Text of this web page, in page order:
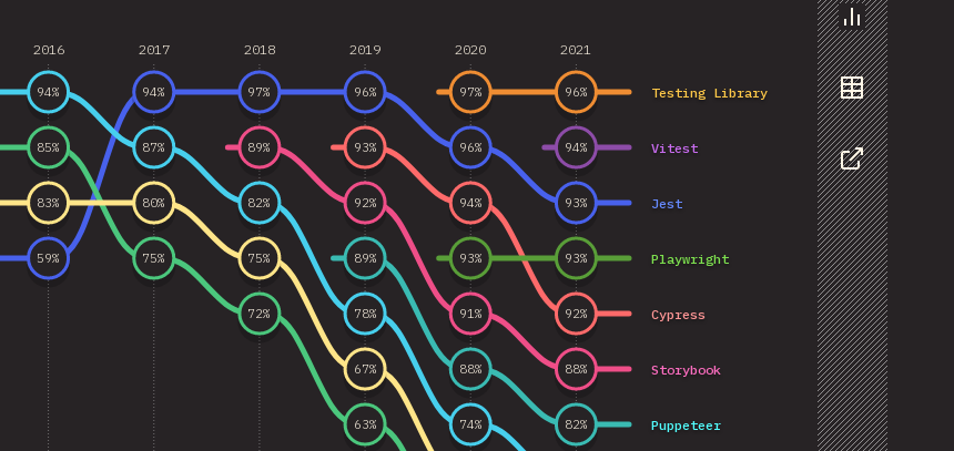
Chart
Data
Share
2016 2017 2018 2019 2020 2021
Jest
Storybook
Cypress
Puppeteer
Testing Library
Playwright
Vitest
59%
94% 97% 96%
96%
93%
94%
87%
82%
78%
74%
89%
92%
91%
88%
93%
94%
92%
85%
75%
72%
63%
83% 80%
75%
67%
89%
88%
82%
97% 96%
93% 93%
94%